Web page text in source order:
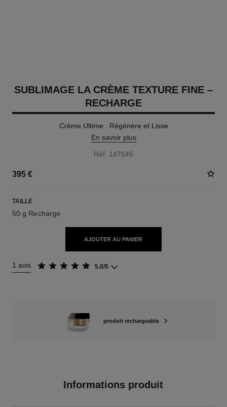
SUBLIMAGE LA CRÈME TEXTURE FINE –
RECHARGE
Crème Ultime : Régénère et Lisse
En savoir plus
Réf. 147545
395 €
TAILLE
50 g Recharge
AJOUTER AU PANIER
1 avis 5.0/5
produit rechargeable
Informations produit